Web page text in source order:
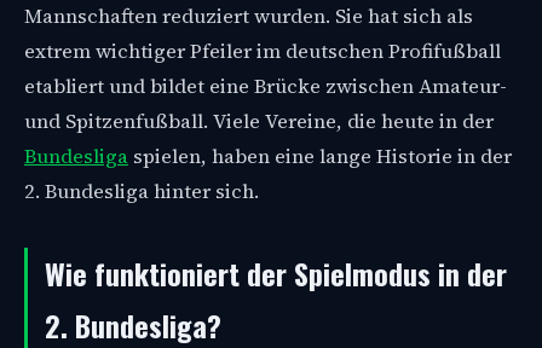
Mannschaften reduziert wurden. Sie hat sich als
extrem wichtiger Pfeiler im deutschen Profifußball
etabliert und bildet eine Brücke zwischen Amateur-
und Spitzenfußball. Viele Vereine, die heute in der
Bundesliga spielen, haben eine lange Historie in der
2. Bundesliga hinter sich.
Wie funktioniert der Spielmodus in der
2. Bundesliga?